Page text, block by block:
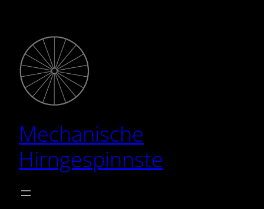
springen
Mechanische
Hirngespinnste